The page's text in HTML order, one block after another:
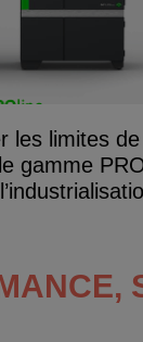
les limites
gamme